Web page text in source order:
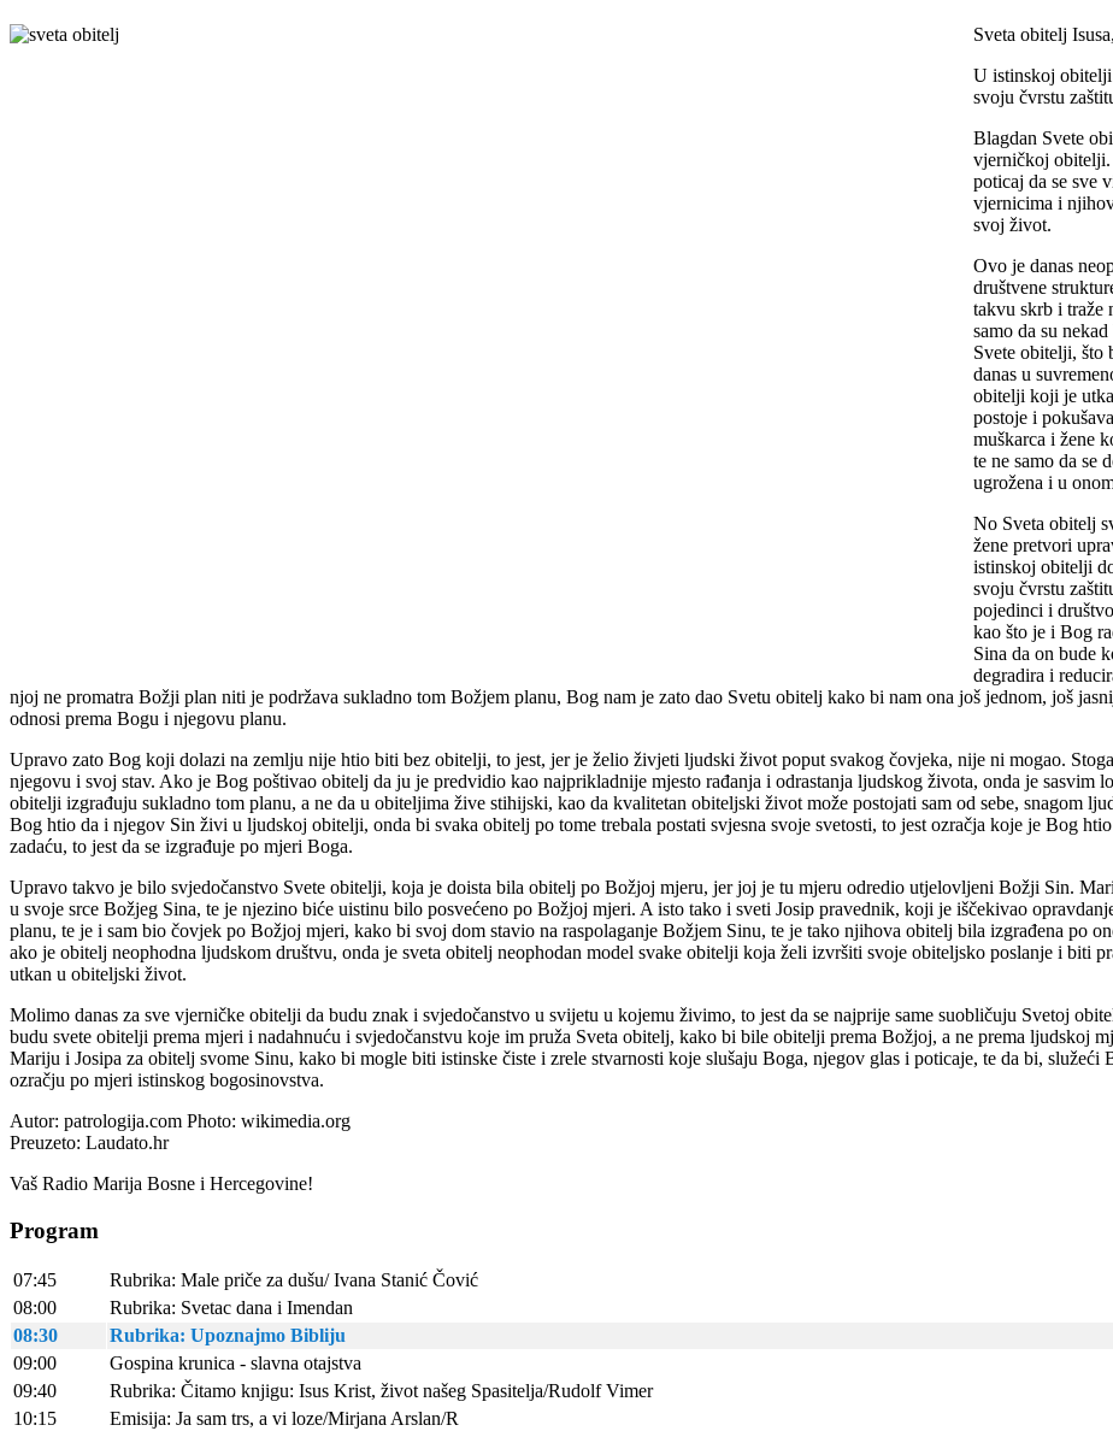
Sveta obitelj
U istinskoj obitelji
svoju čvrstu
Blagdan Svete
vjerničkoj obitelji.
poticaj da se sve
vjernicima i
svoj život.
Ovo je danas
društvene
takvu skrb i traže
samo da su
Svete obitelji, što
danas u
obitelji koji je
postoje i
muškarca i žene
te ne samo da se
ugrožena i u
No Sveta obitelj
žene pretvori
istinskoj obitelji
svoju čvrstu
pojedinci i
kao što je i Bog
Sina da on bude
degradira i
njoj ne promatra Božji plan niti je podržava sukladno tom Božjem planu, Bog nam je zato dao Svetu obitelj kako bi nam ona još jednom, još
odnosi prema Bogu i njegovu planu.
Upravo zato Bog koji dolazi na zemlju nije htio biti bez obitelji, to jest, jer je želio živjeti ljudski život poput svakog čovjeka, nije ni mogao.
njegovu i svoj stav. Ako je Bog poštivao obitelj da ju je predvidio kao najprikladnije mjesto rađanja i odrastanja ljudskog života, onda je sasvim
obitelji izgrađuju sukladno tom planu, a ne da u obiteljima žive stihijski, kao da kvalitetan obiteljski život može postojati sam od sebe, snagom
Bog htio da i njegov Sin živi u ljudskoj obitelji, onda bi svaka obitelj po tome trebala postati svjesna svoje svetosti, to jest ozračja koje je Bog
zadaću, to jest da se izgrađuje po mjeri Boga.
Upravo takvo je bilo svjedočanstvo Svete obitelji, koja je doista bila obitelj po Božjoj mjeru, jer joj je tu mjeru odredio utjelovljeni Božji Sin.
u svoje srce Božjeg Sina, te je njezino biće uistinu bilo posvećeno po Božjoj mjeri. A isto tako i sveti Josip pravednik, koji je iščekivao
planu, te je i sam bio čovjek po Božjoj mjeri, kako bi svoj dom stavio na raspolaganje Božjem Sinu, te je tako njihova obitelj bila izgrađena po
ako je obitelj neophodna ljudskom društvu, onda je sveta obitelj neophodan model svake obitelji koja želi izvršiti svoje obiteljsko poslanje i biti
utkan u obiteljski život.
Molimo danas za sve vjerničke obitelji da budu znak i svjedočanstvo u svijetu u kojemu živimo, to jest da se najprije same suobličuju Svetoj
budu svete obitelji prema mjeri i nadahnuću i svjedočanstvu koje im pruža Sveta obitelj, kako bi bile obitelji prema Božjoj, a ne prema ljudskoj
Mariju i Josipa za obitelj svome Sinu, kako bi mogle biti istinske čiste i zrele stvarnosti koje slušaju Boga, njegov glas i poticaje, te da bi,
ozračju po mjeri istinskog bogosinovstva.
Autor: patrologija.com Photo: wikimedia.org
Preuzeto: Laudato.hr
Vaš Radio Marija Bosne i Hercegovine!
Program
07:45
Rubrika: Male priče za dušu/ Ivana Stanić Čović
08:00
Rubrika: Svetac dana i Imendan
08:30
Rubrika: Upoznajmo Bibliju
09:00
Gospina krunica - slavna otajstva
09:40
Rubrika: Čitamo knjigu: Isus Krist, život našeg Spasitelja/Rudolf Vimer
10:15
Emisija: Ja sam trs, a vi loze/Mirjana Arslan/R